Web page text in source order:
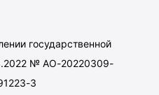
государственной
№ АО-20220309-
3